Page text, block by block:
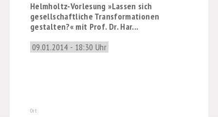
Helmholtz-Vorlesung »Lassen sich
gesellschaftliche Transformationen
gestalten?« mit Prof. Dr. Har...
09.01.2014 - 18:30 Uhr
Ort